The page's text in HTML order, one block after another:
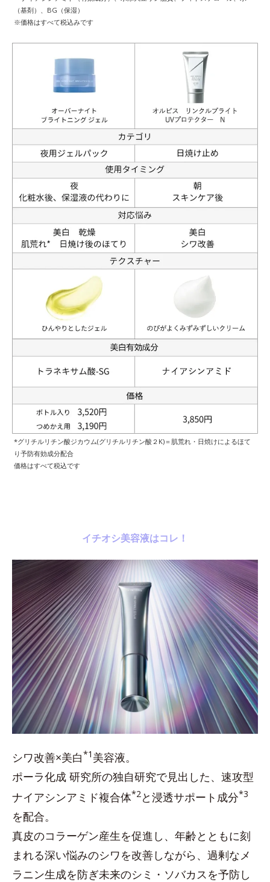
（基剤）、BG（保湿）
※価格はすべて税込みです
*グリチルリチン酸ジカウム(グリチルリチン酸２K)＝肌荒れ・日焼けによるほて
り予防有効成分配合
価格はすべて税込です
イチオシ美容液はコレ！
シワ改善×美白*1 美容液。
ポーラ化成 研究所の独自研究で見出した、速攻型
ナイアシンアミド複合体*2 と浸透サポート成分*3
を配合。
真皮のコラーゲン産生を促進し、年齢とともに刻
まれる深い悩みのシワを改善しながら、過剰なメ
ラニン生成を防ぎ未来のシミ・ソバカスを予防し